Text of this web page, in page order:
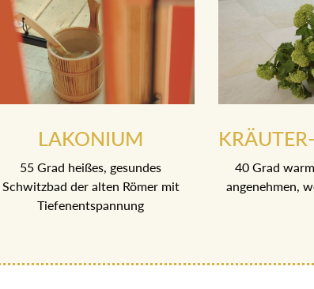
LAKONIUM
55 Grad heißes, gesundes
Schwitzbad der alten Römer mit
Tiefenentspannung
40 Grad
angenehmen,